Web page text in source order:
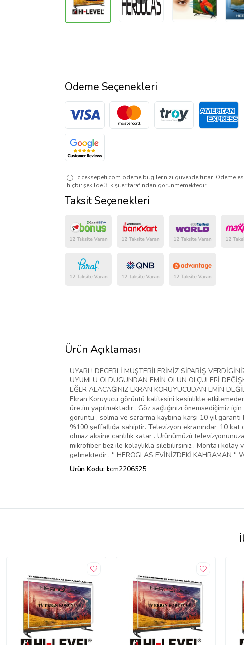
Ödeme Seçenekleri
ciceksepeti.com ödeme bilgilerinizi güvende tutar. Ödeme
hiçbir şekilde 3. kişiler tarafından görünmemektedir.
Taksit Seçenekleri
Ürün Açıklaması
UYARI ! DEGERLİ MÜŞTERİLERİMİZ SİPARİŞ
UYUMLU OLDUGUNDAN EMİN OLUN ÖLÇÜLERİ
EĞER ALACAĞINIZ EKRAN KORUYUCUDAN EMİN
Ekran Koruyucu görüntü kalitesini kesinlikle
üretim yapılmaktadır . Göz sağlığınızı önemsediğimiz
görüntü , solma ve sararma kaybına karşı 10 yıl
%100 şeffaflığa sahiptir. Televizyon ekranından 10 kat
olmaz aksine canlılık katar . Ürünümüzü
mikrofiber bez ile kolaylıkla silebilirsiniz . Montajı kolay
gelmektedir . '' HEROGLAS EVİNİZDEKİ KAHRAMAN ''
Ürün Kodu: kcm2206525